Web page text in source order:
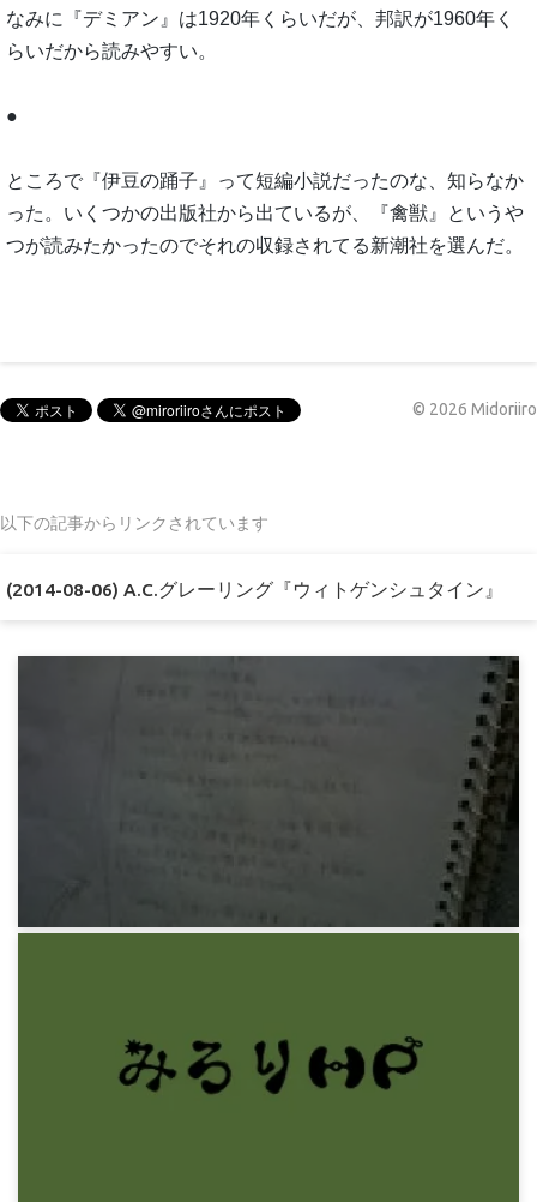
なみに『デミアン』は1920年くらいだが、邦訳が1960年く
らいだから読みやすい。
●
ところで『伊豆の踊子』って短編小説だったのな、知らなか
った。いくつかの出版社から出ているが、『禽獣』というや
つが読みたかったのでそれの収録されてる新潮社を選んだ。
© 2026 Midoriiro
以下の記事からリンクされています
(2014-08-06) A.C.グレーリング『ウィトゲンシュタイン』
川端康成『禽獣』